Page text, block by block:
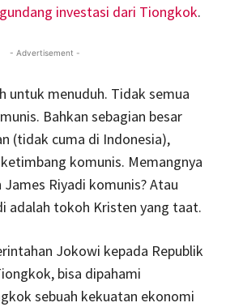
investasi dari Tiongkok.
- Advertisement -
untuk menuduh. Tidak semua
Bahkan sebagian besar
(tidak cuma di Indonesia),
komunis. Memangnya
Riyadi komunis? Atau
adalah tokoh Kristen yang taat.
Jokowi kepada Republik
bisa dipahami
sebuah kekuatan ekonomi